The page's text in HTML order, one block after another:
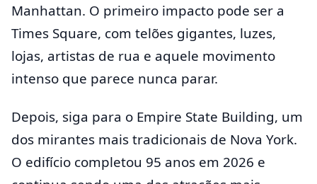
Manhattan. O primeiro impacto pode ser a
Times Square, com telões gigantes, luzes,
lojas, artistas de rua e aquele movimento
intenso que parece nunca parar.
Depois, siga para o Empire State Building, um
dos mirantes mais tradicionais de Nova York.
O edifício completou 95 anos em 2026 e